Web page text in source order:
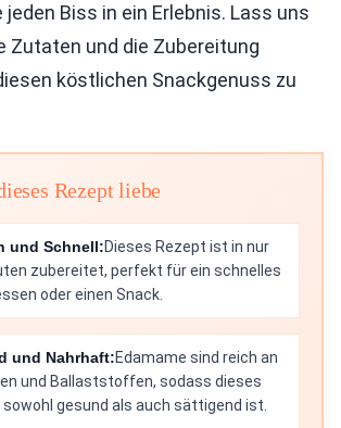
Biss in ein Erlebnis. Lass uns
Zutaten und die Zubereitung
köstlichen Snackgenuss zu
Rezept liebe
und Schnell:Dieses Rezept ist in nur
zubereitet, perfekt für ein schnelles
oder einen Snack.
und Nahrhaft:Edamame sind reich an
und Ballaststoffen, sodass dieses
sowohl gesund als auch sättigend ist.